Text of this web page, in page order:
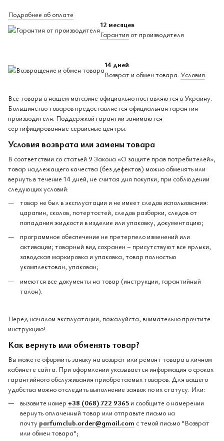
Подробнее об оплате
12 месяцев
Гарантия от производителя
14 дней
Возврат и обмен товара. Условия
Все товары в нашем магазине официально поставляются в Украину.
Большинство товаров предоставляется официальная гарантия
производителя. Поддержкой гарантии занимаются
сертифицированные сервисные центры.
Условия возврата или замены товара
В соответствии со статьей 9 Закона «О защите прав потребителей»,
товар надлежащего качества (без дефектов) можно обменять или
вернуть в течение 14 дней, не считая дня покупки, при соблюдении
следующих условий:
товар не был в эксплуатации и не имеет следов использования:
царапин, сколов, потертостей, следов разборки, следов от
попадания жидкости в изделие или упаковку, документацию;
программное обеспечение не претерпело изменений или
активации; товарный вид сохранен – присутствуют все ярлыки,
заводская маркировка и упаковка, товар полностью
укомплектован, упакован;
имеются все документы на товар (инструкции, гарантийный
талон).
Перед началом эксплуатации, пожалуйста, внимательно прочтите
инструкцию!
Как вернуть или обменять товар?
Вы можете оформить заявку на возврат или ремонт товара в личном
кабинете сайта. При оформлении указывается информация о сроках
гарантийного обслуживания приобретаемых товаров. Для вашего
удобства можно отследить выполнение заявок по их статусу. Или:
вызовите номер +38 (068) 722 9365 и сообщите о намерении
вернуть оплаченный товар или отправьте письмо на
почту parfumclub.order@gmail.com с темой письмо "Возврат
или обмен товара";